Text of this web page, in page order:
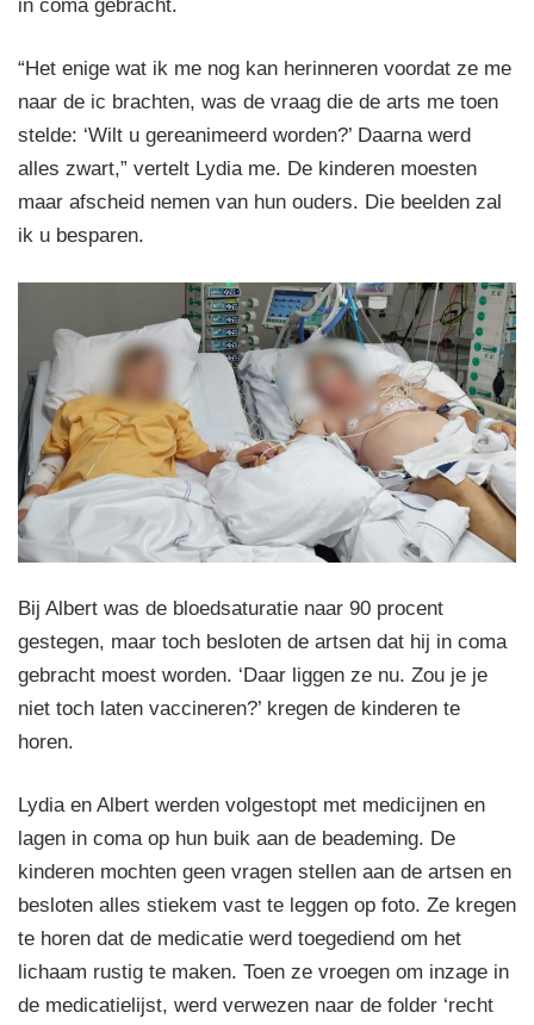
in coma gebracht.
“Het enige wat ik me nog kan herinneren voordat ze me
naar de ic brachten, was de vraag die de arts me toen
stelde: ‘Wilt u gereanimeerd worden?’ Daarna werd
alles zwart,” vertelt Lydia me. De kinderen moesten
maar afscheid nemen van hun ouders. Die beelden zal
ik u besparen.
Bij Albert was de bloedsaturatie naar 90 procent
gestegen, maar toch besloten de artsen dat hij in coma
gebracht moest worden. ‘Daar liggen ze nu. Zou je je
niet toch laten vaccineren?’ kregen de kinderen te
horen.
Lydia en Albert werden volgestopt met medicijnen en
lagen in coma op hun buik aan de beademing. De
kinderen mochten geen vragen stellen aan de artsen en
besloten alles stiekem vast te leggen op foto. Ze kregen
te horen dat de medicatie werd toegediend om het
lichaam rustig te maken. Toen ze vroegen om inzage in
de medicatielijst, werd verwezen naar de folder ‘recht